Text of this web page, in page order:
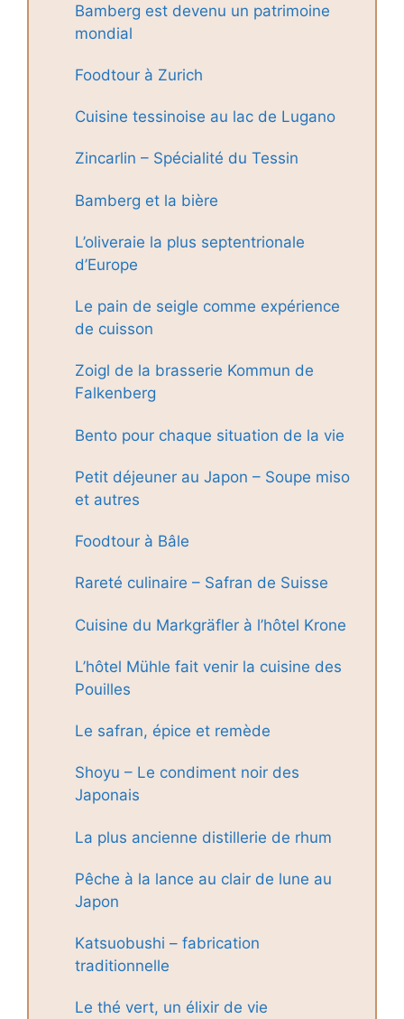
Bamberg est devenu un patrimoine
mondial
Foodtour à Zurich
Cuisine tessinoise au lac de Lugano
Zincarlin – Spécialité du Tessin
Bamberg et la bière
L’oliveraie la plus septentrionale
d’Europe
Le pain de seigle comme expérience
de cuisson
Zoigl de la brasserie Kommun de
Falkenberg
Bento pour chaque situation de la vie
Petit déjeuner au Japon – Soupe miso
et autres
Foodtour à Bâle
Rareté culinaire – Safran de Suisse
Cuisine du Markgräfler à l’hôtel Krone
L’hôtel Mühle fait venir la cuisine des
Pouilles
Le safran, épice et remède
Shoyu – Le condiment noir des
Japonais
La plus ancienne distillerie de rhum
Pêche à la lance au clair de lune au
Japon
Katsuobushi – fabrication
traditionnelle
Le thé vert, un élixir de vie